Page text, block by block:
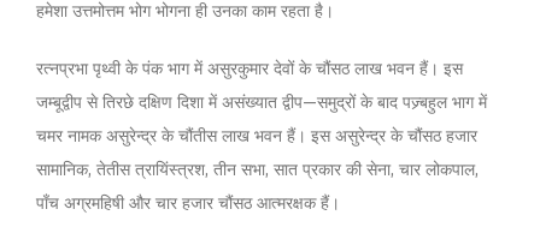
हमेशा उत्तमोत्तम भोग भोगना ही उनका काम रहता है।
रत्नप्रभा पृथ्वी के पंक भाग में असुरकुमार देवों के चौंसठ लाख भवन हैं। इस
जम्बूद्वीप से तिरछे दक्षिण दिशा में असंख्यात द्वीप—समुद्रों के बाद पज्र्बहुल भाग में
चमर नामक असुरेन्द्र के चौंतीस लाख भवन हैं। इस असुरेन्द्र के चौंसठ हजार
सामानिक, तेतीस त्रायिंस्त्रश, तीन सभा, सात प्रकार की सेना, चार लोकपाल,
पाँच अग्रमहिषी और चार हजार चौंसठ आत्मरक्षक हैं।